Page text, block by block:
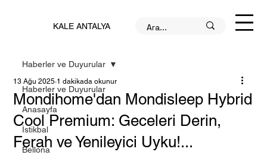
KALE ANTALYA
Haberler ve Duyurular
Anasayfa
İstikbal
Bellona
Haberler ve Duyurular
Mondihome'dan Mondisleep Hybrid
Cool Premium: Geceleri Derin,
Ferah ve Yenileyici Uyku!...
13 Ağu 2025 1 dakikada okunur